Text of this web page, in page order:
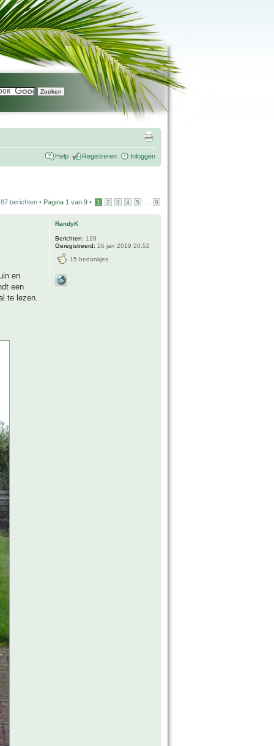
Help Registreren Inloggen
87 berichten • Pagina 1 van 9 • 1 2 3 4 5 9
en
een
te lezen.
RandyK
Berichten: 128
Geregistreerd: 26 jan 2019 20:52
15 bedankjes